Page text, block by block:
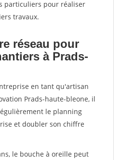
particuliers pour réaliser
travaux.
réseau pour
à Prads-
en tant qu'artisan
Prads-haute-bleone, il
le planning
et doubler son chiffre
le bouche à oreille peut